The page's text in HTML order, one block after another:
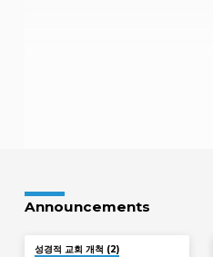
Announcements
성경적 교회 개척 (2)